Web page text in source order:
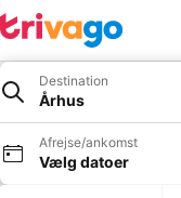
Destination
Århus
Afrejse/ankomst
Vælg datoer